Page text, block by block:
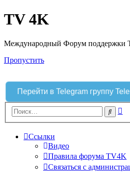
TV 4K
Международный Форум поддержки
Пропустить
Перейти в Telegram группу
Поиск
Ссылки
Видео
Правила форума TV4K
Связаться с